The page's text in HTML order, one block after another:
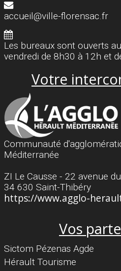
accueil@ville-florensac.fr
Les bureaux sont ouverts
vendredi de 8h30 à 12h et
Votre
Communauté
Méditerranée
ZI Le Causse - 22 avenue
34 630 Saint-Thibéry
https://www.agglo-
Vos
Sictom Pézenas Agde
Hérault Tourisme